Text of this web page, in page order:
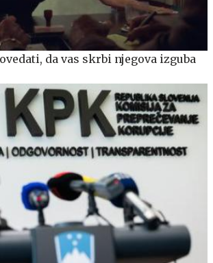
da vas skrbi njegova izguba